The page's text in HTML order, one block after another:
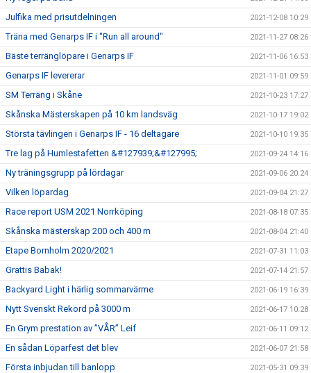
Julfika med prisutdelningen 2021-12-08 10:29
Träna med Genarps IF i "Run all around" 2021-11-27 08:26
Bäste terränglöpare i Genarps IF 2021-11-06 16:53
Genarps IF levererar 2021-11-01 09:59
SM Terräng i Skåne 2021-10-23 17:27
Skånska Mästerskapen på 10 km landsväg 2021-10-17 19:02
Största tävlingen i Genarps IF - 16 deltagare 2021-10-10 19:35
Tre lag på Humlestafetten &#127939;&#127995; 2021-09-24 14:16
Ny träningsgrupp på lördagar 2021-09-06 20:24
Vilken löpardag 2021-09-04 21:27
Race report USM 2021 Norrköping 2021-08-18 07:35
Skånska mästerskap 200 och 400 m 2021-08-04 21:40
Etape Bornholm 2020/2021 2021-07-31 11:03
Grattis Babak! 2021-07-14 21:57
Backyard Light i härlig sommarvärme 2021-06-19 16:39
Nytt Svenskt Rekord på 3000 m 2021-06-17 10:28
En Grym prestation av ”VÅR” Leif 2021-06-11 09:12
En sådan Löparfest det blev 2021-06-07 21:58
Första inbjudan till banlopp 2021-05-31 09:39